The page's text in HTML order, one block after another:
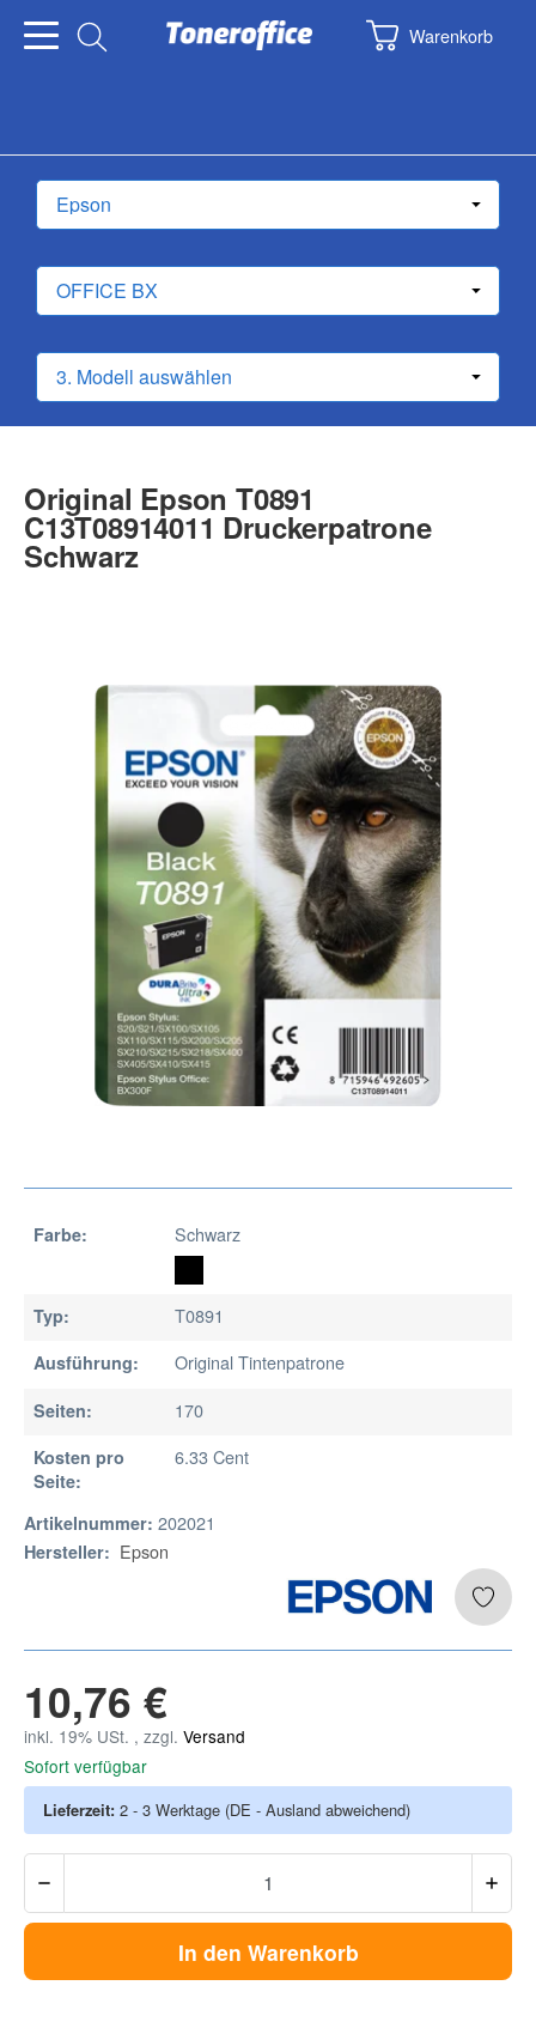
Warenkorb
Original Epson T0891
C13T08914011 Druckerpatrone
Schwarz
Farbe: Schwarz
Typ: T0891
Ausführung: Original Tintenpatrone
Seiten: 170
Kosten pro
Seite:
6.33 Cent
Artikelnummer: 202021
Hersteller: Epson
10,76 €
inkl. 19% USt. , zzgl. Versand
Sofort verfügbar
Lieferzeit: 2 - 3 Werktage (DE - Ausland abweichend)
In den Warenkorb